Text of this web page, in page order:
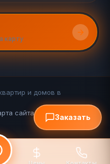
карту
и домов в
сайта (110 стр.)
FAQ
Заказать